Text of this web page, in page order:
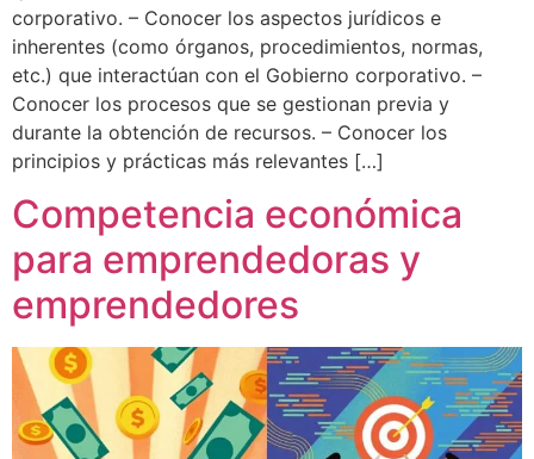
corporativo. – Conocer los aspectos jurídicos e
inherentes (como órganos, procedimientos, normas,
etc.) que interactúan con el Gobierno corporativo. –
Conocer los procesos que se gestionan previa y
durante la obtención de recursos. – Conocer los
principios y prácticas más relevantes […]
Competencia económica
para emprendedoras y
emprendedores